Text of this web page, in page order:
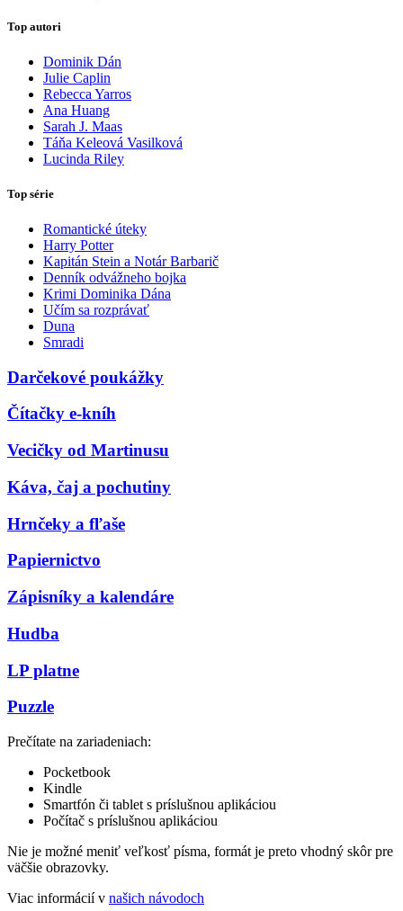
Top autori
Dominik Dán
Julie Caplin
Rebecca Yarros
Ana Huang
Sarah J. Maas
Táňa Keleová Vasilková
Lucinda Riley
Top série
Romantické úteky
Harry Potter
Kapitán Stein a Notár Barbarič
Denník odvážneho bojka
Krimi Dominika Dána
Učím sa rozprávať
Duna
Smradi
Darčekové poukážky
Čítačky e-kníh
Vecičky od Martinusu
Káva, čaj a pochutiny
Hrnčeky a fľaše
Papiernictvo
Zápisníky a kalendáre
Hudba
LP platne
Puzzle
Prečítate na zariadeniach:
Pocketbook
Kindle
Smartfón či tablet s príslušnou aplikáciou
Počítač s príslušnou aplikáciou
Nie je možné meniť veľkosť písma, formát je preto vhodný skôr pre
väčšie obrazovky.
Viac informácií v našich návodoch